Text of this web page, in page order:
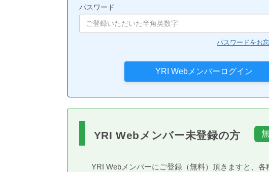
パスワード
パスワードをお
YRI Webメンバー未登録の方
YRI Webメンバーにご登録（無料）頂きますと、